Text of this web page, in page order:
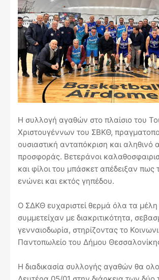
Η συλλογή αγαθών στο πλαίσιο του
Χριστουγέννων του ΣΒΚΘ,
ουσιαστική ανταπόκριση και αληθινό
προσφοράς. Βετεράνοι
και φίλοι του μπάσκετ απέδειξαν πως
ενώνει και εκτός γηπέδου.
Ο ΣΔΚΘ ευχαριστεί θερμά όλα τα
συμμετείχαν με διακριτικότητα,
γενναιοδωρία, στηρίζοντας το
Παντοπωλείο του Δήμου
Η διαδικασία συλλογής αγαθών θα